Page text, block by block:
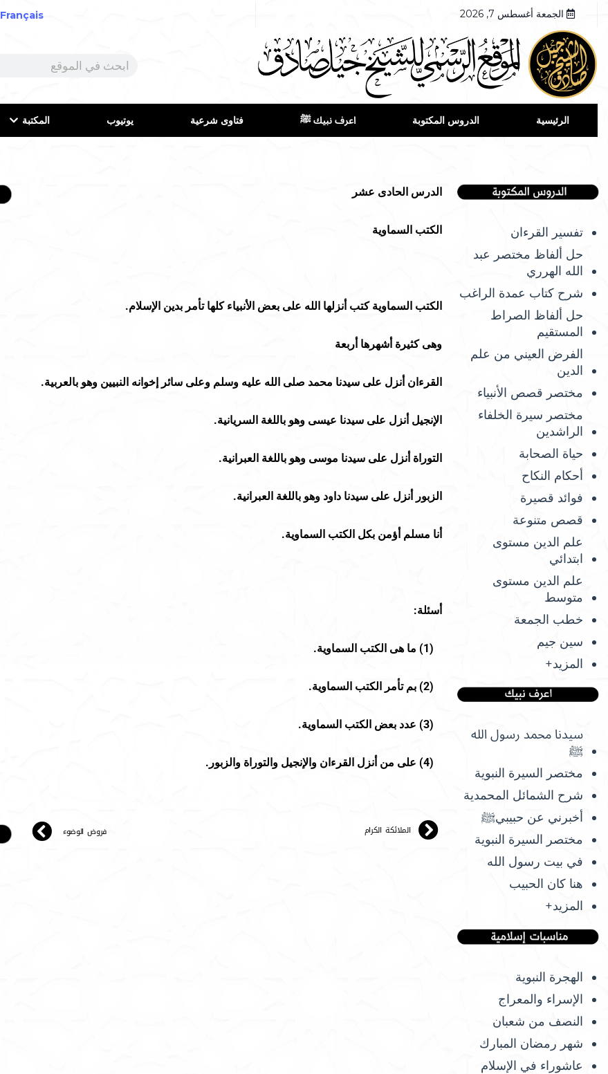
الجمعة أغسطس 7, 2026 Français
الرئيسية الدروس المكتوبة اعرف نبيك ﷺ فتاوى شرعية يوتيوب المكتبة
تفسير القرءان
حل ألفاظ مختصر عبد
الله الهرري
شرح كتاب عمدة الراغب
حل ألفاظ الصراط
المستقيم
الفرض العيني من علم
الدين
مختصر قصص الأنبياء
مختصر سيرة الخلفاء
الراشدين
حياة الصحابة
أحكام النكاح
فوائد قصيرة
قصص متنوعة
علم الدين مستوى
ابتدائي
علم الدين مستوى
متوسط
خطب الجمعة
سين جيم
المزيد+
سيدنا محمد رسول الله
ﷺ
مختصر السيرة النبوية
شرح الشمائل المحمدية
أخبرني عن حبيبيﷺ
مختصر السيرة النبوية
في بيت رسول الله
هنا كان الحبيب
المزيد+
الهجرة النبوية
الإسراء والمعراج
النصف من شعبان
شهر رمضان المبارك
عاشوراء في الإسلام
الدرس الحادى عشر
الكتب السماوية
الكتب السماوية كتب أنزلها الله على بعض الأنبياء كلها تأمر بدين الإسلام.
وهى كثيرة أشهرها أربعة
القرءان أنزل على سيدنا محمد صلى الله عليه وسلم وعلى سائر إخوانه النبيين وهو بالعربية.
الإنجيل أنزل على سيدنا عيسى وهو باللغة السريانية.
التوراة أنزل على سيدنا موسى وهو باللغة العبرانية.
الزبور أنزل على سيدنا داود وهو باللغة العبرانية.
أنا مسلم أؤمن بكل الكتب السماوية.
أسئلة:
(
1) ما هى الكتب السماوية.
(
2) بم تأمر الكتب السماوية.
(
3) عدد بعض الكتب السماوية.
(
4) على من أنزل القرءان والإنجيل والتوراة والزبور.
الملائكة الكرام فروض الوضوء